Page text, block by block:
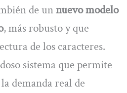
de unnuevo modelo
, más robusto y que
de los caracteres.
sistema que permite
demanda real de